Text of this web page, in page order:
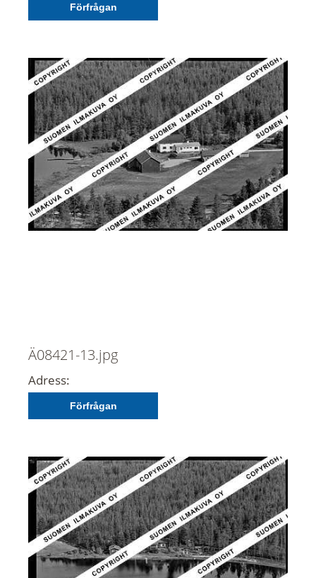
Förfrågan
Ä08421-13.jpg
Adress:
Förfrågan